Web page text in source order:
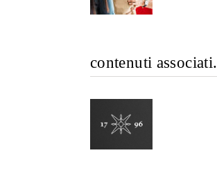
contenuti associati.